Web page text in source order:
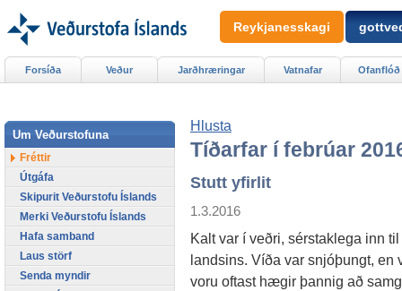
Hlusta
Tíðarfar í febrúar
Stutt yfirlit
1.3.2016
Kalt var í veðri, sérstaklega inn til
landsins. Víða var snjóþungt, en
voru oftast hægir þannig að
Forsíða Veður Jarðhræringar Vatnafar Ofanflóð
Um Veðurstofuna
Fréttir
Útgáfa
Skipurit Veðurstofu Íslands
Merki Veðurstofu Íslands
Hafa samband
Laus störf
Senda myndir
Reykjanesskagi